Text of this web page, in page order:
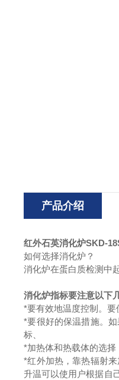
产品介绍
红外石英消化炉SKD-
如何选择消化炉？
消化炉在蛋白质检测中
消化炉指标要注意以下
*要有效地温度控制。要
*要很好的保温措施。
标、
*加热体和热载体的选
*红外加热，靠热辐射
升温可以使用户根据自